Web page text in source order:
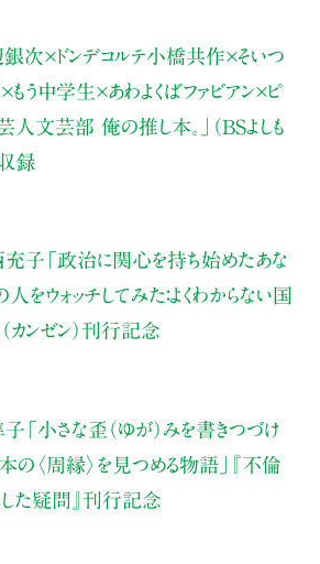
銀次×ドンデコルテ小橋共作×そいつ
う中学生×あわよくばファビアン×ピ
人文芸部 俺の推し本。」（BSよしも
録
充子 「政治に関心を持ち始めたあな
人をウォッチしてみた：よくわからない国
カンゼン）刊行記念
子 「小さな歪（ゆが）みを書きつづけ
の〈周縁〉を見つめる物語」
『不倫
した疑問』刊行記念